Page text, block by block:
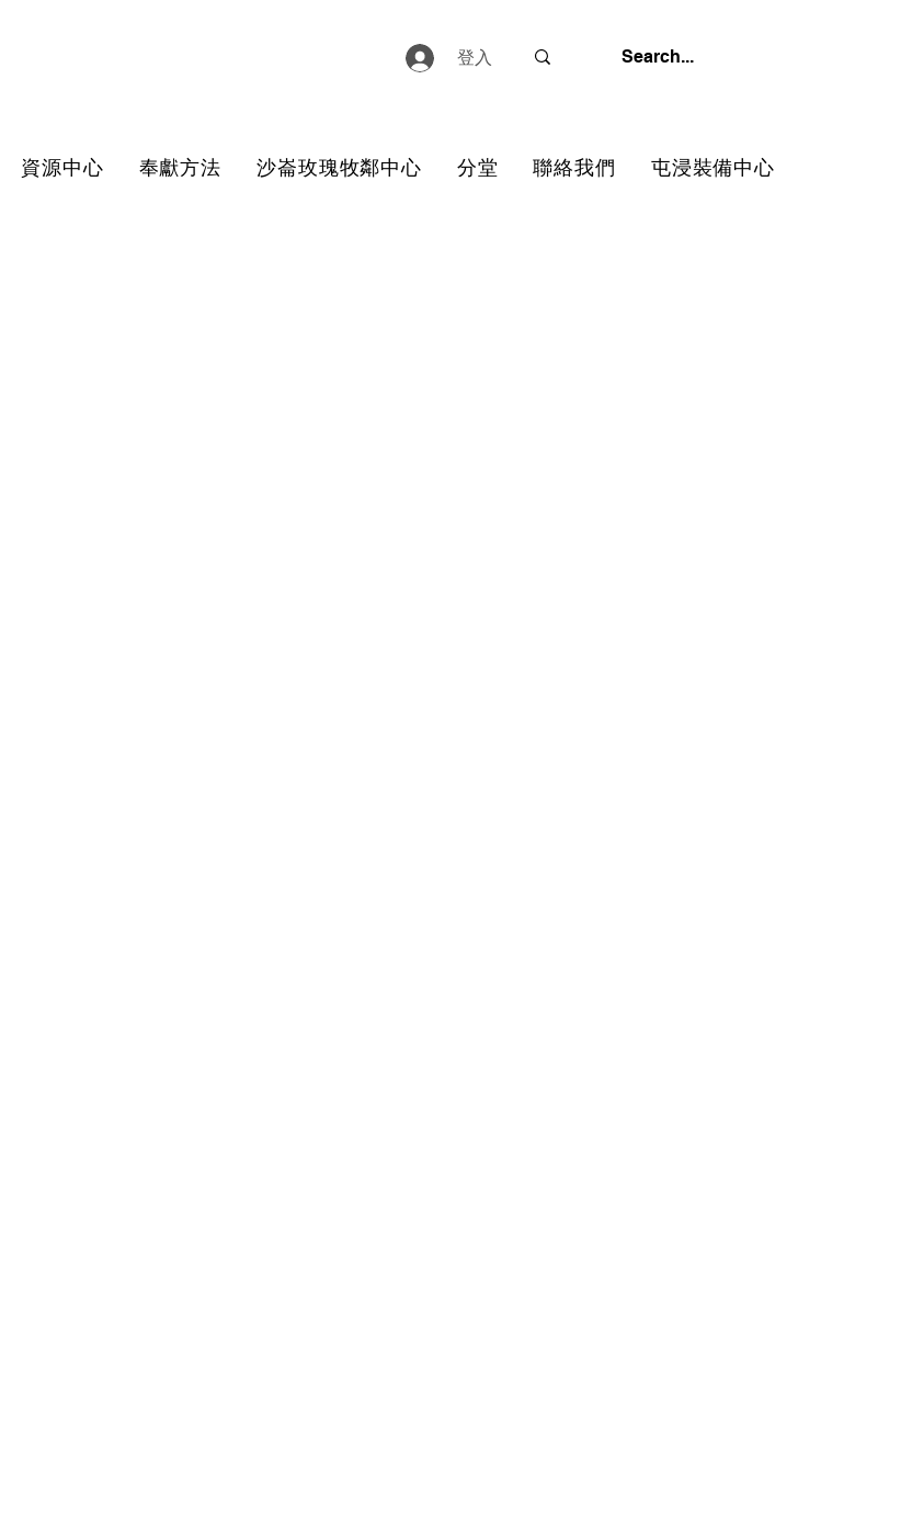
登入
資源中心 奉獻方法 沙崙玫瑰牧鄰中心 分堂 聯絡我們 屯浸裝備中心